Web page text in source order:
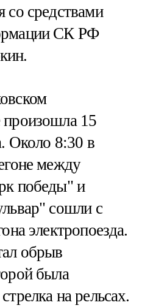
со средствами
СК РФ
произошла 15
Около 8:30 в
между
победы" и
сошли с
электропоезда.
обрыв
была
на рельсах.